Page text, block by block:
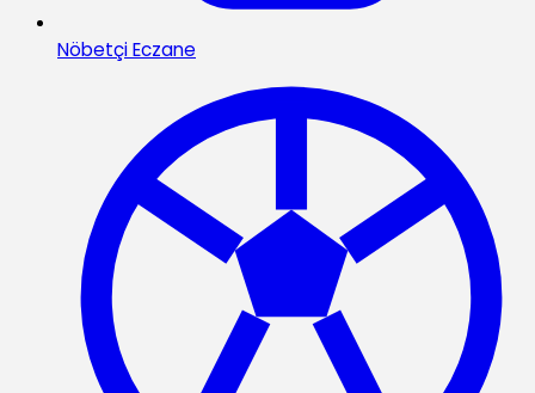
Nöbetçi Eczane